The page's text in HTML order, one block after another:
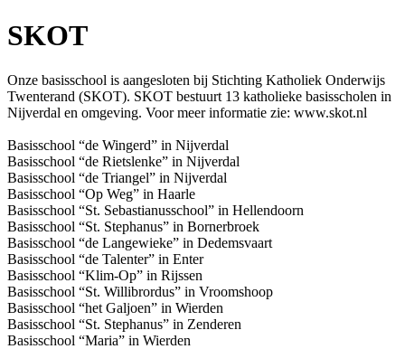
SKOT
Onze basisschool is aangesloten bij Stichting Katholiek Onderwijs
Twenterand (SKOT). SKOT bestuurt 13 katholieke basisscholen in
Nijverdal en omgeving. Voor meer informatie zie: www.skot.nl
Basisschool “de Wingerd” in Nijverdal
Basisschool “de Rietslenke” in Nijverdal
Basisschool “de Triangel” in Nijverdal
Basisschool “Op Weg” in Haarle
Basisschool “St. Sebastianusschool” in Hellendoorn
Basisschool “St. Stephanus” in Bornerbroek
Basisschool “de Langewieke” in Dedemsvaart
Basisschool “de Talenter” in Enter
Basisschool “Klim-Op” in Rijssen
Basisschool “St. Willibrordus” in Vroomshoop
Basisschool “het Galjoen” in Wierden
Basisschool “St. Stephanus” in Zenderen
Basisschool “Maria” in Wierden